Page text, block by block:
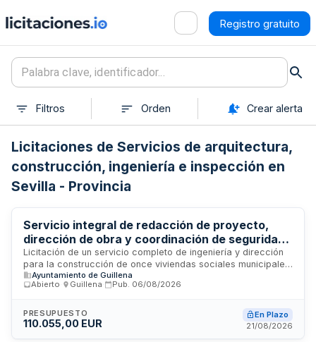
Registro gratuito
Filtros Orden Crear alerta
Licitaciones de Servicios de arquitectura,
construcción, ingeniería e inspección en
Sevilla - Provincia
Servicio integral de redacción de proyecto,
dirección de obra y coordinación de seguridad
para construcción de viviendas sociales
municipales en Las Pajanosas
Licitación de un servicio completo de ingeniería y dirección
para la construcción de once viviendas sociales municipales
en la localidad de Las Pajanosas. El contrato incluye la
redacción del proyecto básico y de ejecución, la
obra, la dirección de ejecución y la coordinación de
seguridad y salud durante toda la fase de construcción. El
Ayuntamiento de Guillena
Abierto
Guillena Pub. 06/08/2026
PRESUPUESTO
110.055,00 EUR
En Plazo
21/08/2026